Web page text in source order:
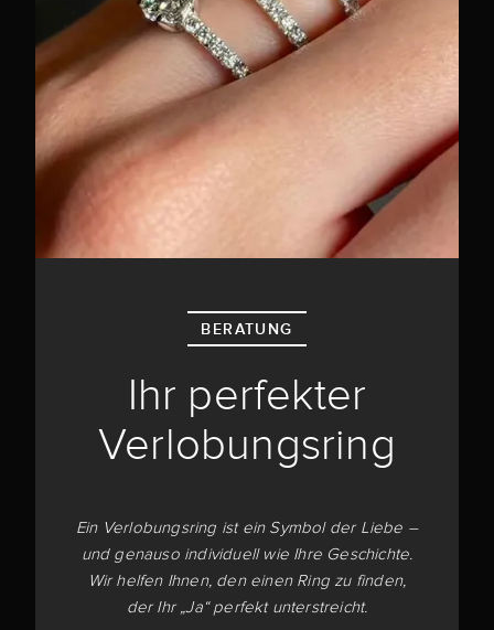
BERATUNG
Ihr perfekter
Verlobungsring
Ein Verlobungsring ist ein Symbol der Liebe –
und genauso individuell wie Ihre Geschichte.
Wir helfen Ihnen, den einen Ring zu finden,
der Ihr „Ja“ perfekt unterstreicht.